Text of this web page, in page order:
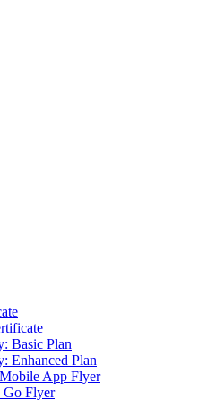
Basic Plan
Enhanced Plan
App Flyer
Go Flyer